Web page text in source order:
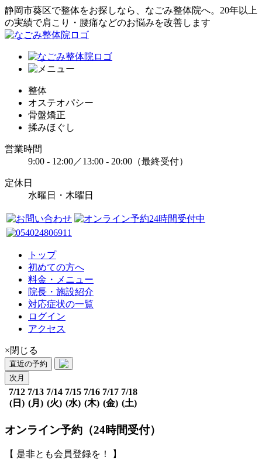
静岡市葵区で整体をお探しなら、なごみ整体院へ。20年以上
の実績で肩こり・腰痛などのお悩みを改善します
整体
オステオパシー
骨盤矯正
揉みほぐし
営業時間
9:00 - 12:00／13:00 - 20:00（最終受付）
定休日
水曜日・木曜日
トップ
初めての方へ
料金・メニュー
院長・施設紹介
対応症状の一覧
ログイン
アクセス
×閉じる
直近の予約
次月
7/12
(日)
7/13
(月)
7/14
(火)
7/15
(水)
7/16
(木)
7/17
(金)
7/18
(土)
オンライン予約（24時間受付）
【 是非とも会員登録を！ 】